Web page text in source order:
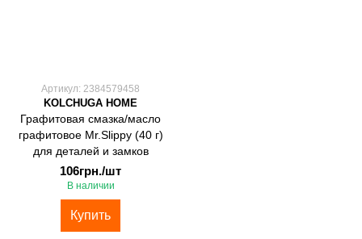
Артикул: 2384579458
KOLCHUGA HOME
Графитовая смазка/масло
графитовое Mr.Slippy (40 г)
для деталей и замков
106грн./шт
В наличии
Купить